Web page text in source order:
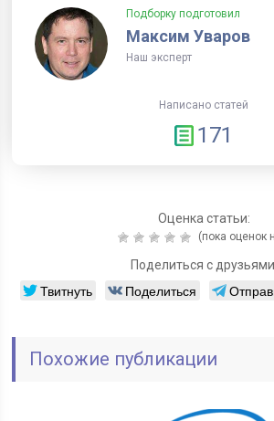
Подборку подготовил
Максим Уваров
Наш эксперт
Написано статей
171
Оценка статьи:
(пока оценок
Поделиться с
Твитнуть Поделиться
Похожие публикации